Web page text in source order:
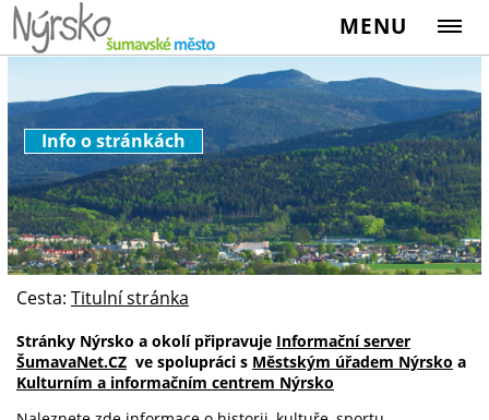
MENU
Info o stránkách
Cesta: Titulní stránka
Stránky Nýrsko a okolí připravuje Informační server
ŠumavaNet.CZ ve spolupráci s Městským úřadem Nýrsko a
Kulturním a informačním centrem Nýrsko